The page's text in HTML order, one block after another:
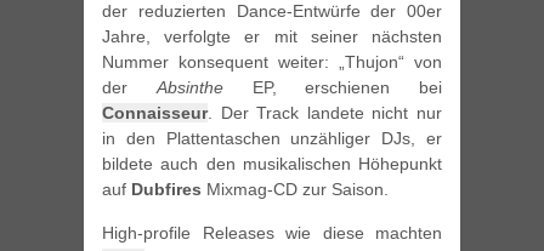
der reduzierten Dance-Entwürfe der 00er
Jahre, verfolgte er mit seiner nächsten
Nummer konsequent weiter: „Thujon“ von
der AbsintheEP, erschienen bei
Connaisseur. Der Track landete nicht nur
in den Plattentaschen unzähliger DJs, er
bildete auch den musikalischen Höhepunkt
auf Dubfires Mixmag-CD zur Saison.
High-profile Releases wie diese machten